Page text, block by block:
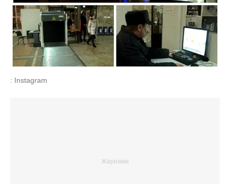
: Instagram